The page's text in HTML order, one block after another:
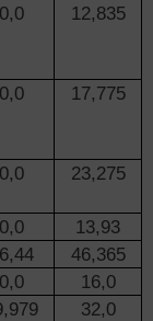
0,0 12,835
0,0 17,775
0,0 23,275
0,0
13,93
46,365
0,0
16,0
32,0